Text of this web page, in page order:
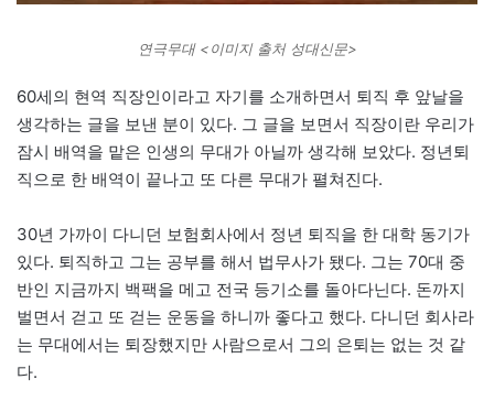
연극무대 <이미지 출처 성대신문>
60세의 현역 직장인이라고 자기를 소개하면서 퇴직 후 앞날을
생각하는 글을 보낸 분이 있다. 그 글을 보면서 직장이란 우리가
잠시 배역을 맡은 인생의 무대가 아닐까 생각해 보았다. 정년퇴
직으로 한 배역이 끝나고 또 다른 무대가 펼쳐진다.
30년 가까이 다니던 보험회사에서 정년 퇴직을 한 대학 동기가
있다. 퇴직하고 그는 공부를 해서 법무사가 됐다. 그는 70대 중
반인 지금까지 백팩을 메고 전국 등기소를 돌아다닌다. 돈까지
벌면서 걷고 또 걷는 운동을 하니까 좋다고 했다. 다니던 회사라
는 무대에서는 퇴장했지만 사람으로서 그의 은퇴는 없는 것 같
다.